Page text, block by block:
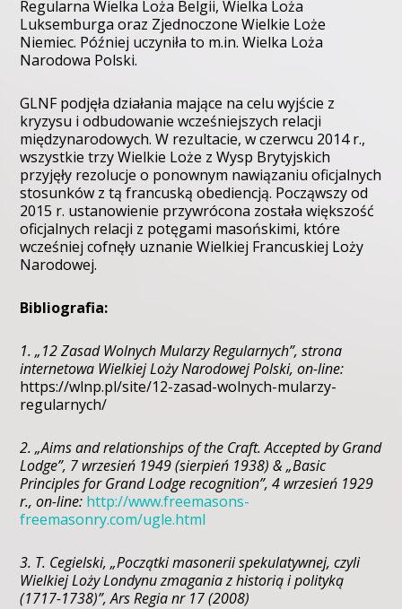
Regularna Wielka Loża Belgii, Wielka Loża
Luksemburga oraz Zjednoczone Wielkie Loże
Niemiec. Później uczyniła to m.in. Wielka Loża
Narodowa Polski.
GLNF podjęła działania mające na celu wyjście z
kryzysu i odbudowanie wcześniejszych relacji
międzynarodowych. W rezultacie, w czerwcu 2014 r.,
wszystkie trzy Wielkie Loże z Wysp Brytyjskich
przyjęły rezolucje o ponownym nawiązaniu oficjalnych
stosunków z tą francuską obediencją. Począwszy od
2015 r. ustanowienie przywrócona została większość
oficjalnych relacji z potęgami masońskimi, które
wcześniej cofnęły uznanie Wielkiej Francuskiej Loży
Narodowej.
Bibliografia:
1. „12 Zasad Wolnych Mularzy Regularnych”, strona
internetowa Wielkiej Loży Narodowej Polski, on-line:
https://wlnp.pl/site/12-zasad-wolnych-mularzy-
regularnych/
2. „Aims and relationships of the Craft. Accepted by Grand
Lodge”, 7 wrzesień 1949 (sierpień 1938) & „Basic
Principles for Grand Lodge recognition”, 4 wrzesień 1929
r., on-line: http://www.freemasons-
freemasonry.com/ugle.html
3. T. Cegielski, „Początki masonerii spekulatywnej, czyli
Wielkiej Loży Londynu zmagania z historią i polityką
(1717-1738)”, Ars Regia nr 17 (2008)